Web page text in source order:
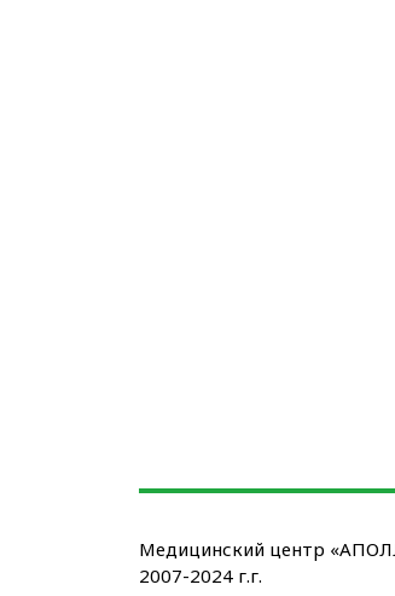
Медицинский центр
2007-2024 г.г.